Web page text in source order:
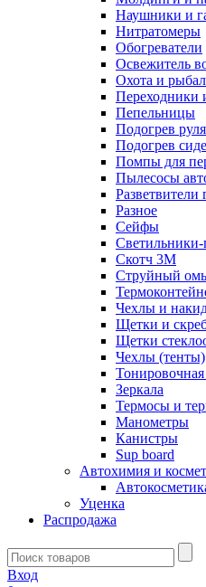
Наушники и
Нитратомеры
Обогреватели
Освежитель
Охота и
Переходники
Пепельницы
Подогрев руля
Подогрев
Помпы для
Пылесосы
Разветвители
Разное
Сейфы
Светильники-
Скотч 3М
Струйный
Чехлы и
Щетки и
Щетки
Чехлы (тенты)
Зеркалa
Термосы и
Манометры
Канистры
Sup board
Автохимия и
Уценка
Распродажа
Вход